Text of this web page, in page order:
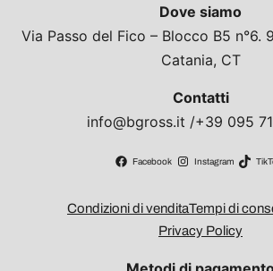
Dove siamo
Via Passo del Fico – Blocco B5 n°6.
Catania, CT
Contatti
info@bgross.it /+39 095
Facebook Instagram
Condizioni di venditaTempi di
Privacy Policy